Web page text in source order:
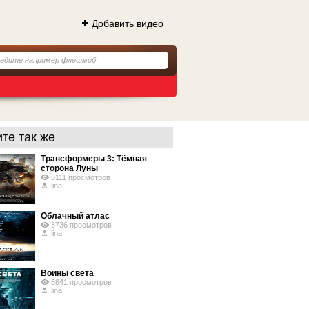
Добавить видео
так же
Трансформеры 3: Тёмная
сторона Луны
5111 просмотров
lina
Облачный атлас
3736 просмотров
lina
Воины света
5841 просмотров
lina